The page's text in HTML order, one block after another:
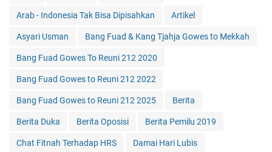
Arab - Indonesia Tak Bisa Dipisahkan Artikel
Asyari Usman Bang Fuad & Kang Tjahja Gowes to Mekkah
Bang Fuad Gowes To Reuni 212 2020
Bang Fuad Gowes to Reuni 212 2022
Bang Fuad Gowes to Reuni 212 2025 Berita
Berita Duka Berita Oposisi Berita Pemilu 2019
Chat Fitnah Terhadap HRS Damai Hari Lubis